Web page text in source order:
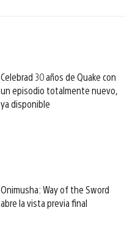
Celebrad 30 años de Quake con
un episodio totalmente nuevo,
ya disponible
Onimusha: Way of the Sword
abre la vista previa final